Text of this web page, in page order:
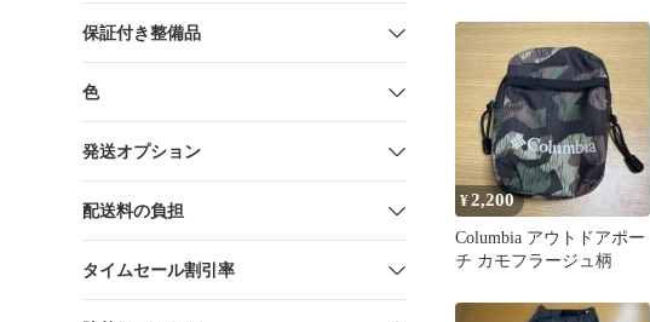
保証付き整備品
色
発送オプション
配送料の負担
タイムセール割引率
¥2,200
Columbia アウトドアポー
チ カモフラージュ柄